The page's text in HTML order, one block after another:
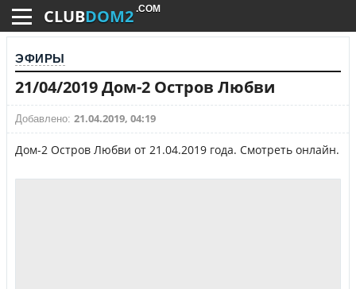
CLUBDOM2 .COM
ЭФИРЫ
21/04/2019 Дом-2 Остров Любви
Добавлено: 21.04.2019, 04:19
Дом-2 Остров Любви от 21.04.2019 года. Смотреть онлайн.